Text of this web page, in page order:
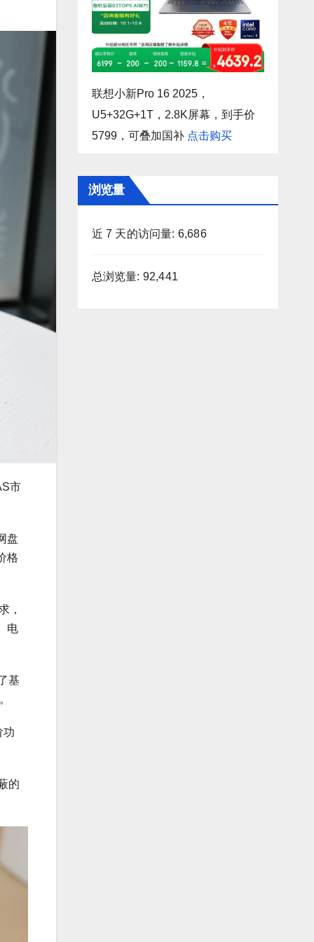
市
盘
格
，
电
基
功
的
联想小新Pro 16 2025，
U5+32G+1T，2.8K屏幕，到手价
5799，可叠加国补 点击购买
浏览量
近 7 天的访问量: 6,686
总浏览量: 92,441